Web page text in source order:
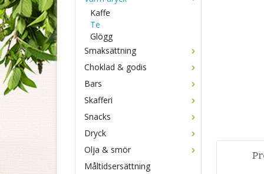
Kaffe
Te
Glögg
Smaksättning
Choklad & godis
Bars
Skafferi
Snacks
Dryck
Olja & smör
Måltidsersättning